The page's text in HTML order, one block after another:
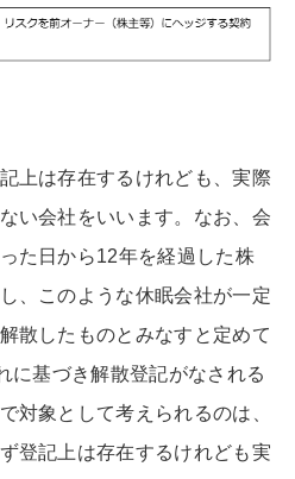
上は存在するけれども、実際
い会社をいいます。なお、会
た日から12年を経過した株
、このような休眠会社が一定
散したものとみなすと定めて
基づき解散登記がなされる
対象として考えられるのは、
登記上は存在するけれども実